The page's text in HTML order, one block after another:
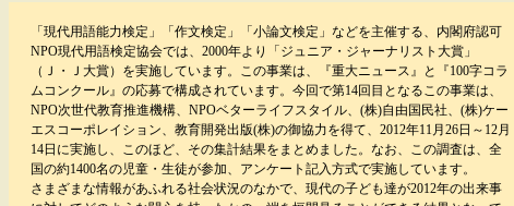
「現代用語能力検定」「作文検定」「小論文検定」などを主催する、内閣府認可
NPO現代用語検定協会では、2000年より「ジュニア・ジャーナリスト大賞」
（Ｊ・Ｊ大賞）を実施しています。この事業は、『重大ニュース』と『100字コラ
ムコンクール』の応募で構成されています。今回で第14回目となるこの事業は、
NPO次世代教育推進機構、NPOベターライフスタイル、(株)自由国民社、(株)ケー
エスコーポレイション、教育開発出版(株)の御協力を得て、2012年11月26日～12月
14日に実施し、このほど、その集計結果をまとめました。なお、この調査は、全
国の約1400名の児童・生徒が参加、アンケート記入方式で実施しています。
さまざまな情報があふれる社会状況のなかで、現代の子ども達が2012年の出来事